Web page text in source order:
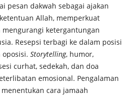
pesan dakwah sebagai ajakan
Allah, memperkuat
ketergantungan
Resepsi terbagi ke dalam posisi
oposisi. Storytelling, humor,
curhat, sedekah, dan doa
emosional. Pengalaman
cara jamaah